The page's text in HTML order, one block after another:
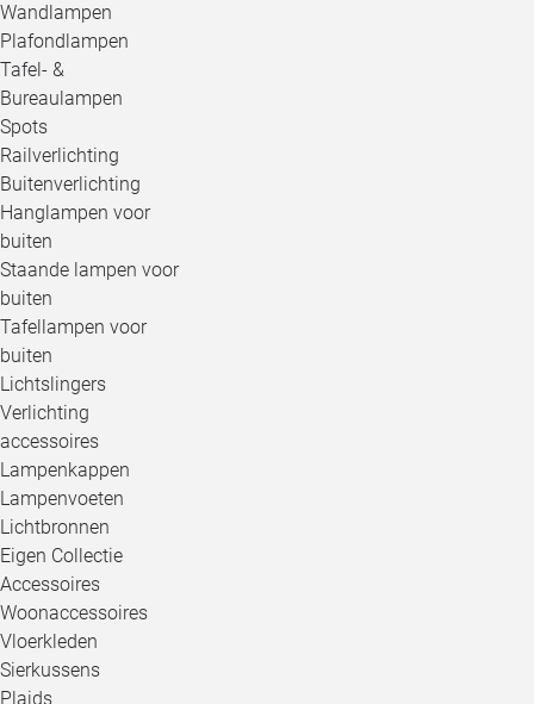
Wandlampen
Plafondlampen
Tafel- &
Bureaulampen
Spots
Railverlichting
Buitenverlichting
Hanglampen voor
buiten
Staande lampen voor
buiten
Tafellampen voor
buiten
Lichtslingers
Verlichting
accessoires
Lampenkappen
Lampenvoeten
Lichtbronnen
Eigen Collectie
Accessoires
Woonaccessoires
Vloerkleden
Sierkussens
Plaids